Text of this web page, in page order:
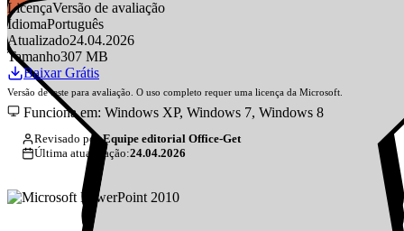
LicençaVersão de avaliação
IdiomaPortuguês
Atualizado24.04.2026
Tamanho307 MB
Baixar Grátis
Versão de teste para avaliação. O uso completo requer uma licença da Microsoft.
Funciona em: Windows XP, Windows 7, Windows 8
Revisado por:Equipe editorial Office-Get
Última atualização:24.04.2026